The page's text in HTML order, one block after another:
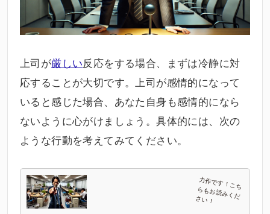
上司が厳しい反応をする場合、まずは冷静に対
応することが大切です。上司が感情的になって
いると感じた場合、あなた自身も感情的になら
ないように心がけましょう。具体的には、次の
ような行動を考えてみてください。